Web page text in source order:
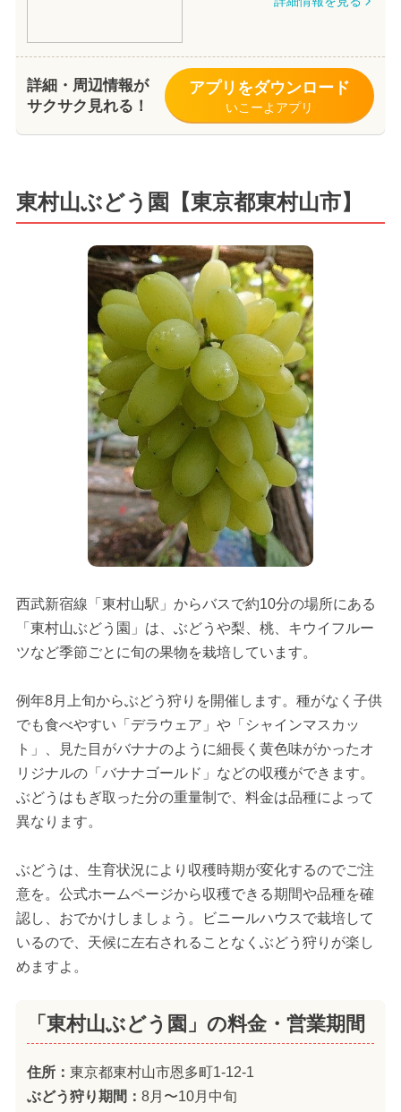
詳細・周辺情報が
サクサク見れる！
アプリをダウンロード
いこーよアプリ
東村山ぶどう園【東京都東村山市】
西武新宿線「東村山駅」からバスで約10分の場所にある
「東村山ぶどう園」は、ぶどうや梨、桃、キウイフルー
ツなど季節ごとに旬の果物を栽培しています。
例年8月上旬からぶどう狩りを開催します。種がなく子供
でも食べやすい「デラウェア」や「シャインマスカッ
ト」、見た目がバナナのように細長く黄色味がかったオ
リジナルの「バナナゴールド」などの収穫ができます。
ぶどうはもぎ取った分の重量制で、料金は品種によって
異なります。
ぶどうは、生育状況により収穫時期が変化するのでご注
意を。公式ホームページから収穫できる期間や品種を確
認し、おでかけしましょう。ビニールハウスで栽培して
いるので、天候に左右されることなくぶどう狩りが楽し
めますよ。
「東村山ぶどう園」の料金・営業期間
住所： 東京都東村山市恩多町1-12-1
ぶどう狩り期間： 8月〜10月中旬